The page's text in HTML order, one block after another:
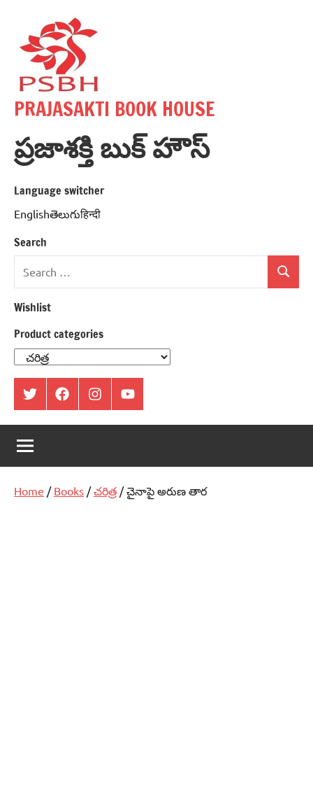
content
PRAJASAKTI BOOK HOUSE
ప్రజాశక్తి బుక్ హౌస్
Language switcher
Englishతెలుగుहिन्दी
Search
Search
for:
Search
Wishlist
Product categories
ట్విట్టర్
ఫేస్
బుక్
ఇంస్టాగ్రామ్యూట్యూబ్
Home / Books /చరిత్ర / చైనాపై అరుణ తార